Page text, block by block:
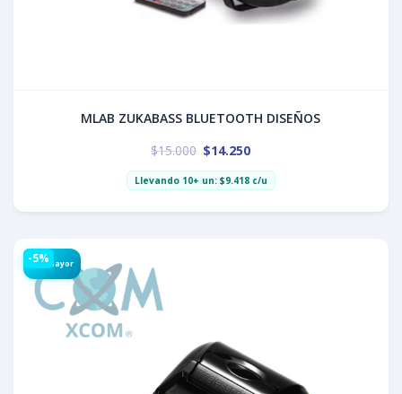
MLAB ZUKABASS BLUETOOTH DISEÑOS
$15.000 $14.250
Llevando 10+ un: $9.418c/u
Por Mayor
-5%